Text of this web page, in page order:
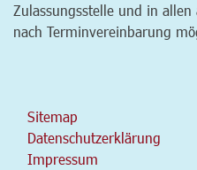
Zulassungsstelle und in
nach Terminvereinbarung
Sitemap
Datenschutzerklärung
Impressum